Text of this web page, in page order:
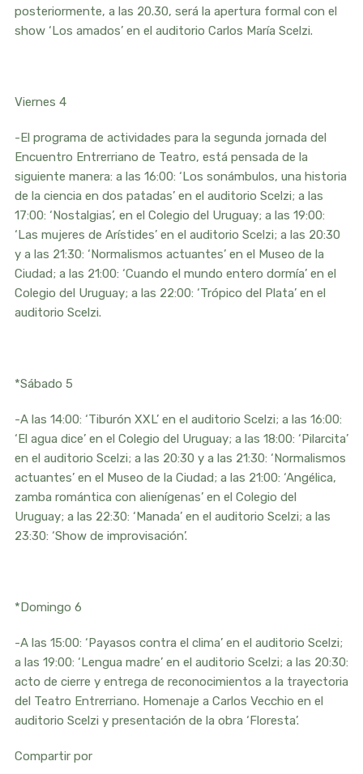
posteriormente, a las 20.30, será la apertura formal con el
show ‘Los amados’ en el auditorio Carlos María Scelzi.
Viernes 4
-El programa de actividades para la segunda jornada del
Encuentro Entrerriano de Teatro, está pensada de la
siguiente manera: a las 16:00: ‘Los sonámbulos, una historia
de la ciencia en dos patadas’ en el auditorio Scelzi; a las
17:00: ‘Nostalgias’, en el Colegio del Uruguay; a las 19:00:
‘Las mujeres de Arístides’ en el auditorio Scelzi; a las 20:30
y a las 21:30: ‘Normalismos actuantes’ en el Museo de la
Ciudad; a las 21:00: ‘Cuando el mundo entero dormía’ en el
Colegio del Uruguay; a las 22:00: ‘Trópico del Plata’ en el
auditorio Scelzi.
*Sábado 5
-A las 14:00: ‘Tiburón XXL’ en el auditorio Scelzi; a las 16:00:
‘El agua dice’ en el Colegio del Uruguay; a las 18:00: ‘Pilarcita’
en el auditorio Scelzi; a las 20:30 y a las 21:30: ‘Normalismos
actuantes’ en el Museo de la Ciudad; a las 21:00: ‘Angélica,
zamba romántica con alienígenas’ en el Colegio del
Uruguay; a las 22:30: ‘Manada’ en el auditorio Scelzi; a las
23:30: ‘Show de improvisación’.
*Domingo 6
-A las 15:00: ‘Payasos contra el clima’ en el auditorio Scelzi;
a las 19:00: ‘Lengua madre’ en el auditorio Scelzi; a las 20:30:
acto de cierre y entrega de reconocimientos a la trayectoria
del Teatro Entrerriano. Homenaje a Carlos Vecchio en el
auditorio Scelzi y presentación de la obra ‘Floresta’.
Compartir por